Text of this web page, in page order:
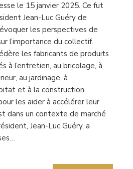
le 15 janvier 2025. Ce fut
Jean-Luc Guéry de
les perspectives de
l’importance du collectif.
les fabricants de produits
à l’entretien, au bricolage, à
au jardinage, à
et à la construction
les aider à accélérer leur
dans un contexte de marché
Jean-Luc Guéry, a